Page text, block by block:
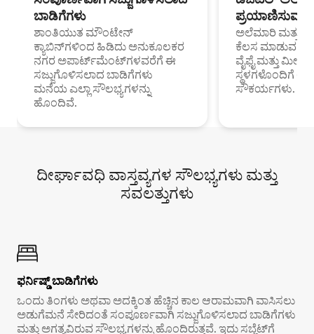
ಬಾಡಿಗೆಗಳು
ಶಾಂತಿಯುತ ಮೌಂಟೇನ್
ಕ್ಯಾಬಿನ್‌ಗಳಿಂದ ಹಿಡಿದು ಅನುಕೂಲಕರ
ನಗರ ಅಪಾರ್ಟ್‌ಮೆಂಟ್‌ಗಳವರೆಗೆ ಈ
ಸಜ್ಜುಗೊಳಿಸಲಾದ ಬಾಡಿಗೆಗಳು
ಮನೆಯ ಎಲ್ಲಾ ಸೌಲಭ್ಯಗಳನ್ನು
ಹೊಂದಿವೆ.
ಪ್ರಯಾಣಿಸುವ
ಅಲೆಮಾರಿ ಮತ್ತು
ಕೆಲಸ ಮಾಡುವ
ವೈಫೈ ಮತ್ತು
ಸ್ಥಳಗಳೊಂದಿಗೆ
ಸೌಕರ್ಯಗಳು.
ದೀರ್ಘಾವಧಿ ವಾಸ್ತವ್ಯಗಳ ಸೌಲಭ್ಯಗಳು ಮತ್ತು
ಸವಲತ್ತುಗಳು
ಫರ್ನಿಷ್ಡ್ ಬಾಡಿಗೆಗಳು
ಒಂದು ತಿಂಗಳು ಅಥವಾ ಅದಕ್ಕಿಂತ ಹೆಚ್ಚಿನ ಕಾಲ ಆರಾಮವಾಗಿ ವಾಸಿಸಲು
ಅಡುಗೆಮನೆ ಸೇರಿದಂತೆ ಸಂಪೂರ್ಣವಾಗಿ ಸಜ್ಜುಗೊಳಿಸಲಾದ ಬಾಡಿಗೆಗಳು
ಮತ್ತು ಅಗತ್ಯವಿರುವ ಸೌಲಭ್ಯಗಳನ್ನು ಹೊಂದಿರುತ್ತವೆ. ಇದು ಸಬ್ಲೆಟ್‌ಗೆ